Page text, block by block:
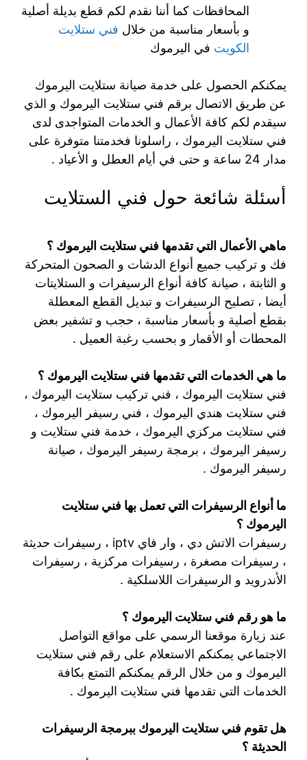
المحافظات كما أننا نقدم لكم قطع بديلة أصلية
و بأسعار مناسبة من خلال فني ستلايت
الكويت في اليرموك
يمكنكم الحصول على خدمة صيانة ستلايت اليرموك
عن طريق الاتصال برقم فني ستلايت اليرموك و الذي
سيقدم لكم كافة الأعمال و الخدمات المتواجدى لدى
فني ستلايت اليرموك ، راسلونا فخدمتنا متوفرة على
مدار 24 ساعة و حتى في أيام العطل و الأعياد .
أسئلة شائعة حول فني الستلايت
ماهي الأعمال التي تقدمها فني ستلايت اليرموك ؟
فك و تركيب جميع أنواع الدشات و الصحون المتحركة
و الثابتة ، صيانة كافة أنواع الرسيفرات و الستلايتات
أيضا ، تصليح الرسيفرات و تبديل القطع المعطلة
بقطع أصلية و بأسعار مناسبة ، حجب و تشفير بعض
المحطات أو الأقمار و بحسب رغبة العميل .
ما هي الخدمات التي تقدمها فني ستلايت اليرموك ؟
فني ستلايت اليرموك ، فني تركيب ستلايت اليرموك ،
فني ستلايت هندي اليرموك ، فني رسيفر اليرموك ،
فني ستلايت مركزي اليرموك ، خدمة فني ستلايت و
رسيفر اليرموك ، برمجة رسيفر اليرموك ، صيانة
رسيفر اليرموك .
ما أنواع الرسيفرات التي تعمل بها فني ستلايت
اليرموك ؟
رسيفرات الاتش دي ، وار فاي iptv ، رسيفرات حديثة
، رسيفرات مصغرة ، رسيفرات مركزية ، رسيفرات
الأندرويد و الرسيفرات اللاسلكية .
ما هو رقم فني ستلايت اليرموك ؟
عند زيارة موقعنا الرسمي على مواقع التواصل
الاجتماعي يمكنكم الاستعلام على رقم فني ستلايت
اليرموك و من خلال الرقم يمكنكم التمتع بكافة
الخدمات التي تقدمها فني ستلايت اليرموك .
هل تقوم فني ستلايت اليرموك ببرمجة الرسيفرات
الحديثة ؟